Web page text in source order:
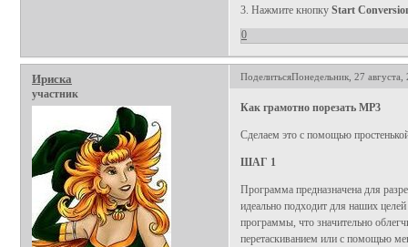
3. Нажмите кнопку Start
0
ПоделитьсяПонедельник, 27
Ириска
участник
Как грамотно порезать MP3
Сделаем это с помощью
ШАГ 1
Программа предназначена для
идеально подходит для наших
программы, что значительно
перетаскиванием или с помощью